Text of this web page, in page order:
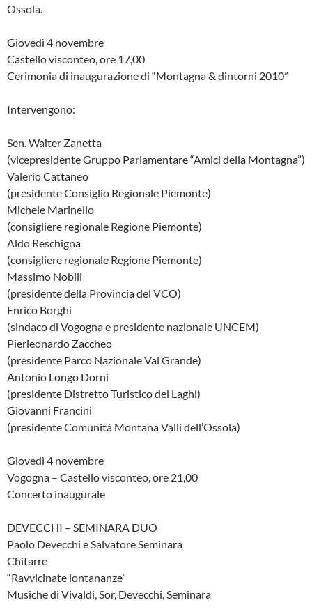
Ossola.
Giovedì 4 novembre
Castello visconteo, ore 17,00
Cerimonia di inaugurazione di “Montagna & dintorni 2010”
Intervengono:
Sen. Walter Zanetta
(vicepresidente Gruppo Parlamentare “Amici della Montagna”)
Valerio Cattaneo
(presidente Consiglio Regionale Piemonte)
Michele Marinello
(consigliere regionale Regione Piemonte)
Aldo Reschigna
(consigliere regionale Regione Piemonte)
Massimo Nobili
(presidente della Provincia del VCO)
Enrico Borghi
(sindaco di Vogogna e presidente nazionale UNCEM)
Pierleonardo Zaccheo
(presidente Parco Nazionale Val Grande)
Antonio Longo Dorni
(presidente Distretto Turistico dei Laghi)
Giovanni Francini
(presidente Comunità Montana Valli dell’Ossola)
Giovedì 4 novembre
Vogogna – Castello visconteo, ore 21,00
Concerto inaugurale
DEVECCHI – SEMINARA DUO
Paolo Devecchi e Salvatore Seminara
Chitarre
“Ravvicinate lontananze”
Musiche di Vivaldi, Sor, Devecchi, Seminara